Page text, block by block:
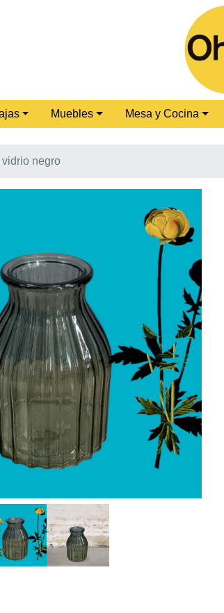
Muebles Mesa y Cocina
vidrio negro